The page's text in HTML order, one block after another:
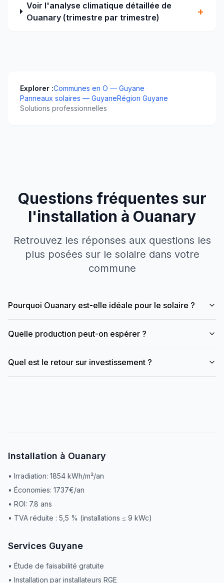
Voir l'analyse climatique détaillée de
Ouanary(trimestre par trimestre) +
Explorer :Communes en O — Guyane
Panneaux solaires — GuyaneRégion Guyane
Solutions professionnelles
Questions fréquentes sur
l'installation à Ouanary
Retrouvez les réponses aux questions les
plus posées sur le solaire dans votre
commune
Pourquoi Ouanary est-elle idéale pour le solaire ?
Quelle production peut-on espérer ?
Quel est le retour sur investissement ?
Installation à Ouanary
• Irradiation: 1854 kWh/m²/an
• Économies: 1737€/an
• ROI: 7.8 ans
• TVA réduite : 5,5 % (installations ≤ 9 kWc)
Services Guyane
• Étude de faisabilité gratuite
• Installation par installateurs RGE